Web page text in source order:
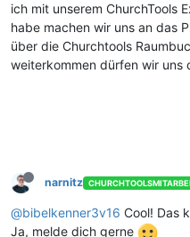
ich mit unserem ChurchTools
habe machen wir uns an das
über die Churchtools
weiterkommen dürfen wir uns
narnitz
@bibelkenner3v16 Cool! Das
Ja, melde dich gerne